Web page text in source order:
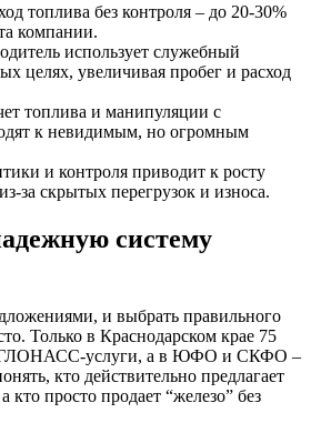
топлива без контроля – до 20-30%
компании.
использует служебный
целях, увеличивая пробег и расход
топлива и манипуляции с
к невидимым, но огромным
и контроля приводит к росту
за скрытых перегрузок и износа.
систему
и выбрать правильного
Только в Краснодарском крае 75
ГЛОНАСС-услуги, а в ЮФО и СКФО –
кто действительно предлагает
кто просто продает “железо” без